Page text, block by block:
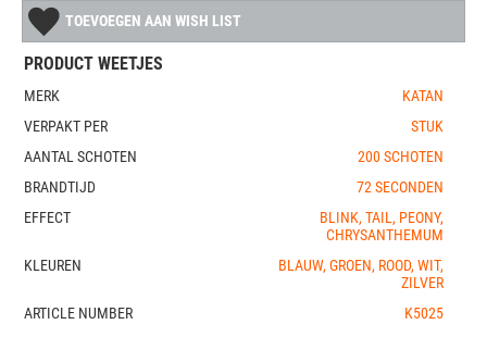
TOEVOEGEN AAN WISH LIST
PRODUCT WEETJES
MERK
KATAN
VERPAKT PER
STUK
AANTAL SCHOTEN
200 SCHOTEN
BRANDTIJD
72 SECONDEN
EFFECT
BLINK, TAIL, PEONY,
CHRYSANTHEMUM
KLEUREN
BLAUW, GROEN, ROOD, WIT,
ZILVER
ARTICLE NUMBER
K5025